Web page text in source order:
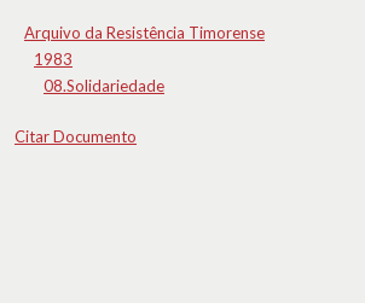
Arquivo da Resistência Timorense
1983
08.Solidariedade
Citar Documento